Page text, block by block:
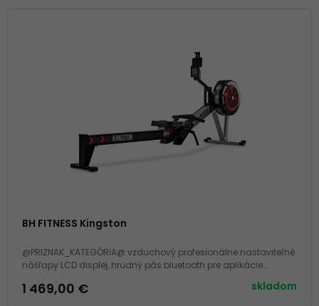
BH FITNESS Kingston
@PRIZNAK_KATEGÓRIA@ vzduchový profesionálne nastaviteľné
nášľapy LCD displej, hrudný pás bluetooth pre aplikácie
1 469,00 € skladom